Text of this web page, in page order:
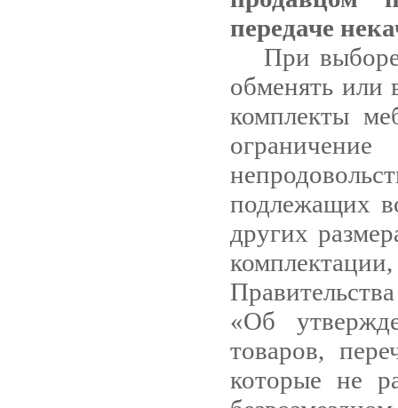
передаче
При
обменять или
комплекты
подлежащих
других
«Об
товаров,
которые не